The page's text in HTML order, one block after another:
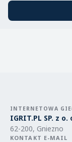
INTERNETOWA
IGRIT.PL SP. z o.
62-200, Gniezno
KONTAKT E-MAIL